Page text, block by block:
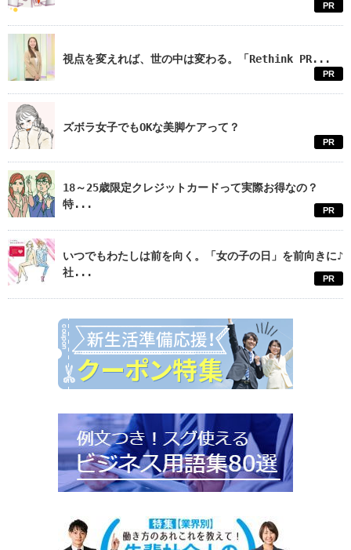
PR
視点を変えれば、世の中は変わる。「Rethink PR...
PR
ズボラ女子でもOKな美脚ケアって？
PR
18～25歳限定クレジットカードって実際お得なの？
特...
PR
いつでもわたしは前を向く。「女の子の日」を前向きに♪
社...
PR